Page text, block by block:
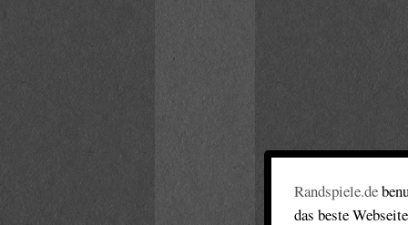
Randspiele.de
das beste